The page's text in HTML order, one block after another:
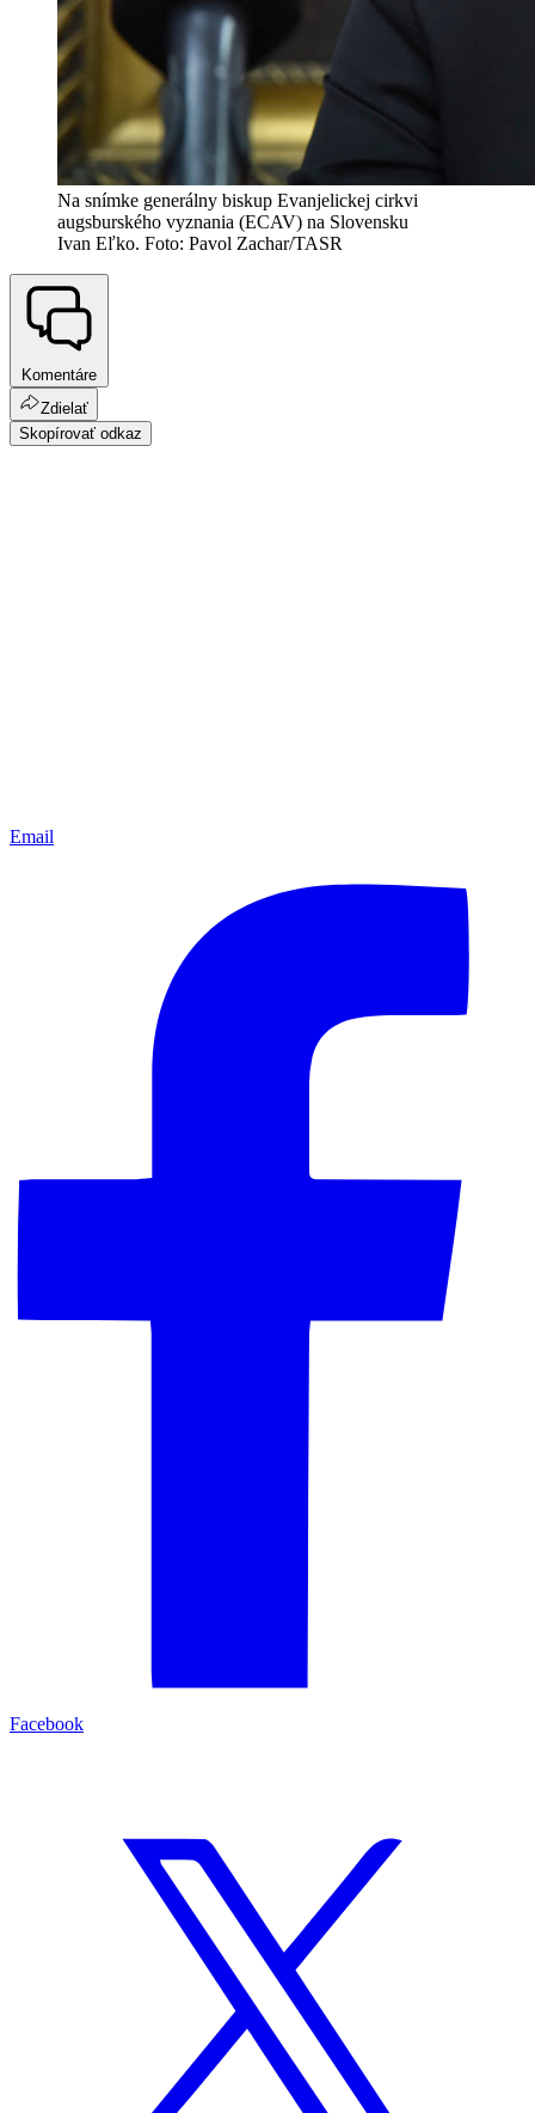
Na snímke generálny biskup Evanjelickej cirkvi
augsburského vyznania (ECAV) na Slovensku
Ivan Eľko. Foto: Pavol Zachar/TASR
Komentáre
Zdielať
Skopírovať odkaz
Email
Facebook